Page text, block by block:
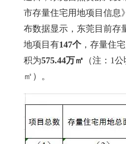
市存量住宅用地项目信息
布数据显示，东莞目前存
地项目有147个 ，存量住
积为575.44万㎡ （注：1
㎡）。